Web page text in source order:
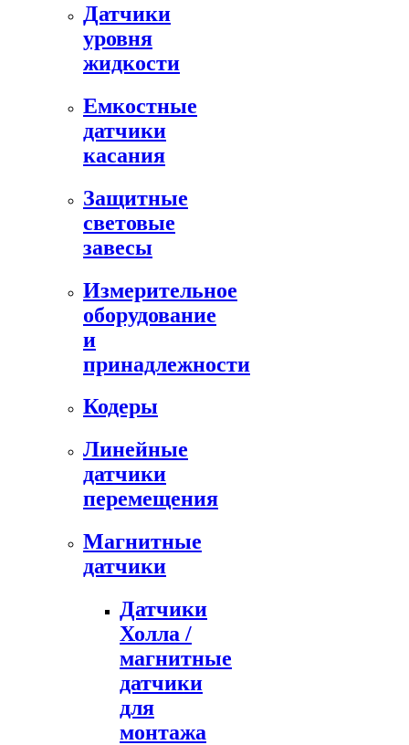
Датчики
уровня
жидкости
Емкостные
датчики
касания
Защитные
световые
завесы
Измерительное
оборудование
и
принадлежности
Кодеры
Линейные
датчики
перемещения
Магнитные
датчики
Датчики
Холла /
магнитные
датчики
для
монтажа